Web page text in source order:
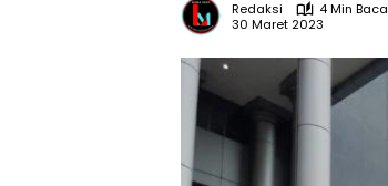
Redaksi
4 Min Baca
30 Maret 2023